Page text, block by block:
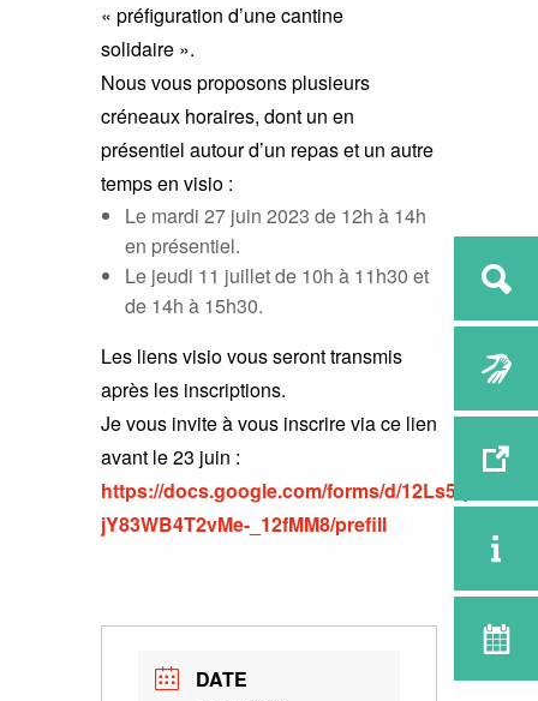
« préfiguration d’une cantine
solidaire ».
Nous vous proposons plusieurs
créneaux horaires, dont un en
présentiel autour d’un repas et un autre
temps en visio :
Le mardi 27 juin 2023 de 12h à 14h
en présentiel.
Le jeudi 11 juillet de 10h à 11h30 et
de 14h à 15h30.
Les liens visio vous seront transmis
après les inscriptions.
Je vous invite à vous inscrire via ce lien
avant le 23 juin :
https://docs.google.com/forms/d/
jY83WB4T2vMe-_12fMM8/prefill
DATE